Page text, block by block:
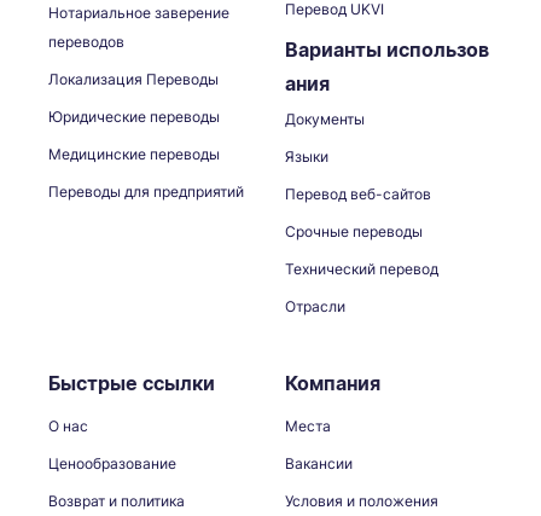
Нотариальное заверение
переводов
Локализация Переводы
Юридические переводы
Медицинские переводы
Переводы для предприятий
Перевод UKVI
Варианты использов
ания
Документы
Языки
Перевод веб-сайтов
Срочные переводы
Технический перевод
Отрасли
Быстрые ссылки
О нас
Ценообразование
Возврат и политика
Компания
Места
Вакансии
Условия и положения